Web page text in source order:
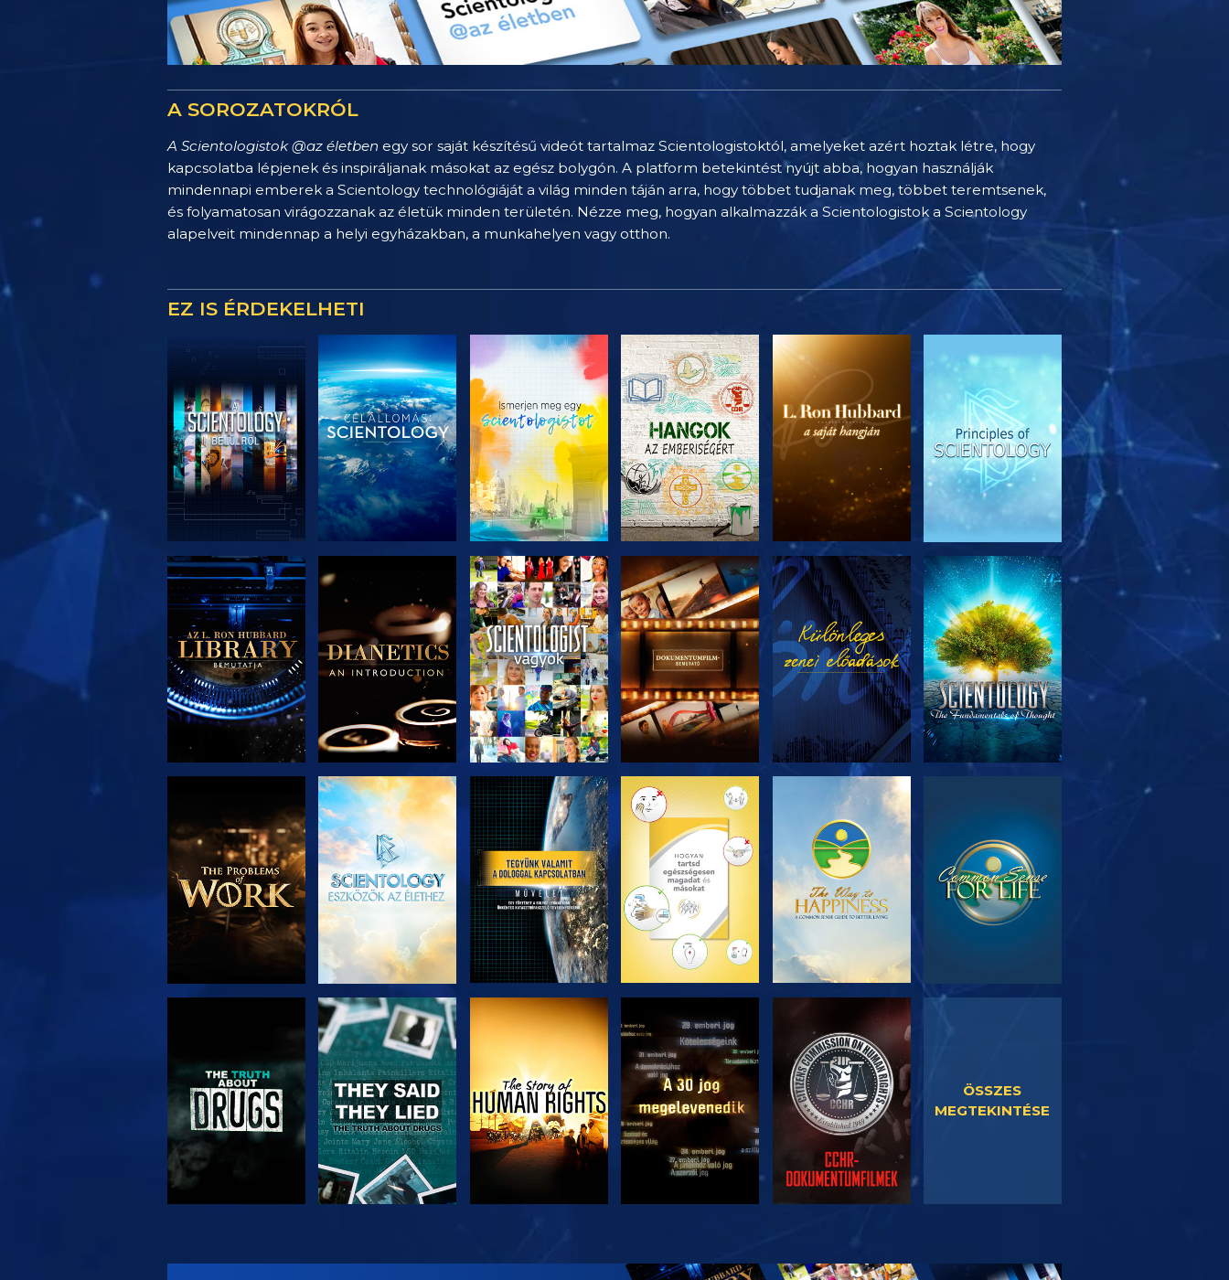
A SOROZATOKRÓL
A Scientologistok @az életben egy sor saját készítésű videót tartalmaz Scientologistoktól, amelyeket azért hoztak létre, hogy
kapcsolatba lépjenek és inspiráljanak másokat az egész bolygón. A platform betekintést nyújt abba, hogyan használják
mindennapi emberek a Scientology technológiáját a világ minden táján arra, hogy többet tudjanak meg, többet teremtsenek,
és folyamatosan virágozzanak az életük minden területén. Nézze meg, hogyan alkalmazzák a Scientologistok a Scientology
alapelveit mindennap a helyi egyházakban, a munkahelyen vagy otthon.
EZ IS ÉRDEKELHETI
A SOROZAT
RÉSZEI
A SOROZAT
RÉSZEI
A SOROZAT
RÉSZEI
A SOROZAT
RÉSZEI
A SOROZAT
RÉSZEI
MŰSORNÉZÉS
A SOROZAT
RÉSZEI
MŰSORNÉZÉS
A SOROZAT
RÉSZEI
A SOROZAT
RÉSZEI
A SOROZAT
RÉSZEI
MŰSORNÉZÉS MŰSORNÉZÉS MŰSORNÉZÉS MŰSORNÉZÉS
MŰSORNÉZÉS A SOROZAT
ÖSSZES
MEGTEKINTÉSE